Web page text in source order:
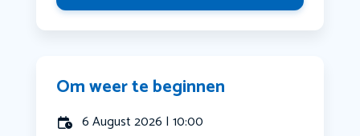
Om weer te beginnen
6 August 2026 | 10:00